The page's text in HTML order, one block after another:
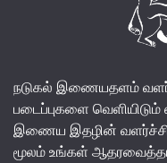
நடுகல் இணையதளம்
படைப்புகளை
இணைய இதழின்
மூலம் உங்கள்